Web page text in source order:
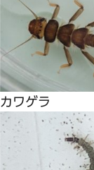
カワゲラ